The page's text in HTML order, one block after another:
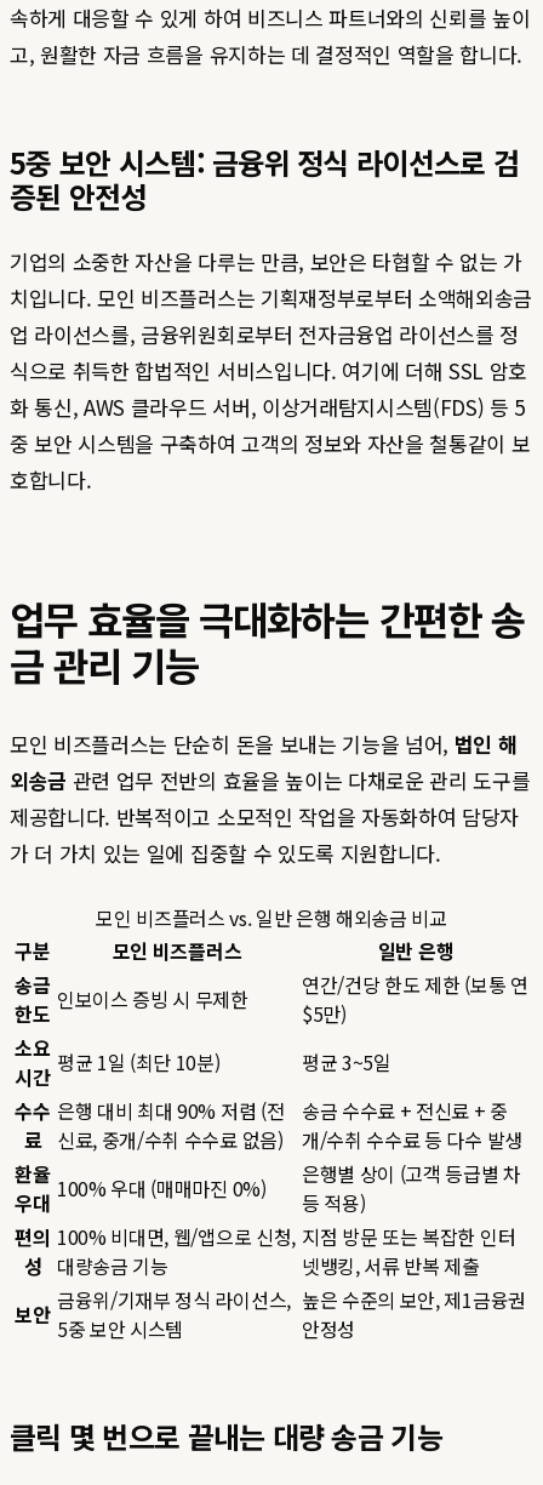
속하게 대응할 수 있게 하여 비즈니스 파트너와의 신뢰를 높이
고, 원활한 자금 흐름을 유지하는 데 결정적인 역할을 합니다.
5중 보안 시스템: 금융위 정식 라이선스로 검
증된 안전성
기업의 소중한 자산을 다루는 만큼, 보안은 타협할 수 없는 가
치입니다. 모인 비즈플러스는 기획재정부로부터 소액해외송금
업 라이선스를, 금융위원회로부터 전자금융업 라이선스를 정
식으로 취득한 합법적인 서비스입니다. 여기에 더해 SSL 암호
화 통신, AWS 클라우드 서버, 이상거래탐지시스템(FDS) 등 5
중 보안 시스템을 구축하여 고객의 정보와 자산을 철통같이 보
호합니다.
업무 효율을 극대화하는 간편한 송
금 관리 기능
모인 비즈플러스는 단순히 돈을 보내는 기능을 넘어, 법인 해
외송금 관련 업무 전반의 효율을 높이는 다채로운 관리 도구를
제공합니다. 반복적이고 소모적인 작업을 자동화하여 담당자
가 더 가치 있는 일에 집중할 수 있도록 지원합니다.
모인 비즈플러스 vs. 일반 은행 해외송금 비교
구분
모인 비즈플러스
일반 은행
송금
한도 인보이스 증빙 시 무제한
연간/건당 한도 제한 (보통 연
$5만)
소요
시간 평균 1일 (최단 10분)
평균 3~5일
수수
료
은행 대비 최대 90% 저렴 (전
신료, 중개/수취 수수료 없음)
송금 수수료 + 전신료 + 중
개/수취 수수료 등 다수 발생
환율
우대 100% 우대 (매매마진 0%)
은행별 상이 (고객 등급별 차
등 적용)
편의
성
100% 비대면, 웹/앱으로 신청,
대량송금 기능
지점 방문 또는 복잡한 인터
넷뱅킹, 서류 반복 제출
보안 금융위/기재부 정식 라이선스,
5중 보안 시스템
높은 수준의 보안, 제1금융권
안정성
클릭 몇 번으로 끝내는 대량 송금 기능